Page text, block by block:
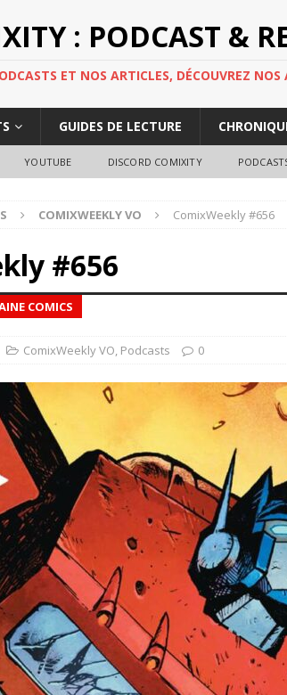
: PODCAST &
ET NOS ARTICLES, DÉCOUVREZ
GUIDES DE LECTURE
YOUTUBE DISCORD COMIXITY
COMIXWEEKLY VO ComixWeekly #656
#656
COMICS
ComixWeekly VO, Podcasts 0